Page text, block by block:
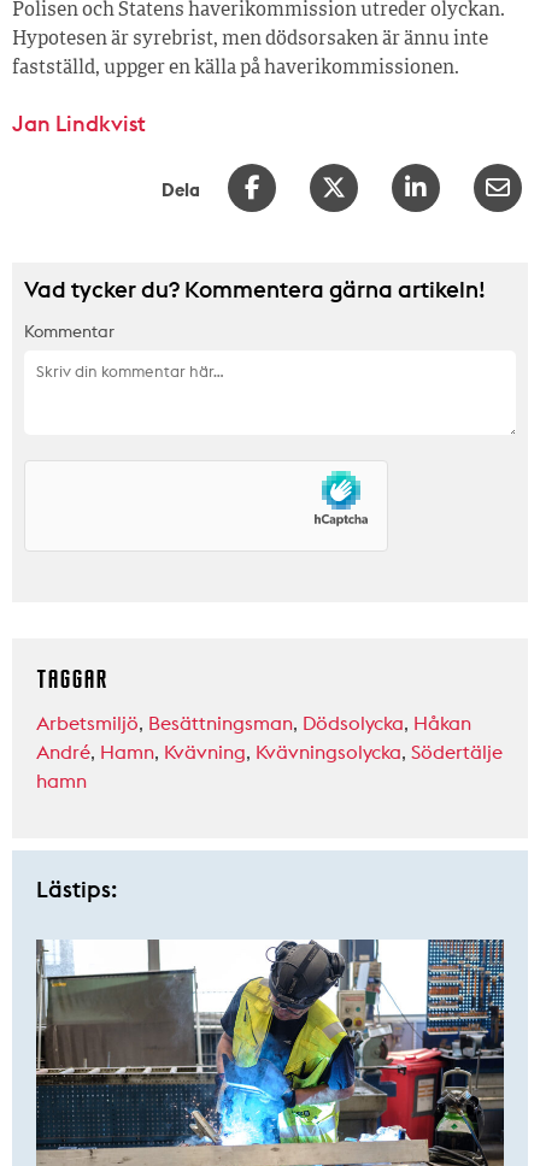
Polisen och Statens haverikommission utreder olyckan.
Hypotesen är syrebrist, men dödsorsaken är ännu inte
fastställd, uppger en källa på haverikommissionen.
Jan Lindkvist
Dela
Vad tycker du? Kommentera gärna artikeln!
Kommentar
TAGGAR
Arbetsmiljö, Besättningsman, Dödsolycka, Håkan
André, Hamn, Kvävning, Kvävningsolycka, Södertälje
hamn
Lästips: